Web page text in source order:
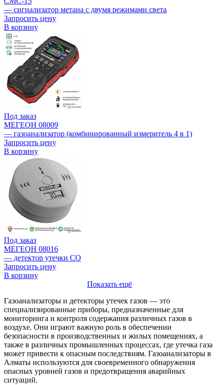
— сигнализатор метана с двумя режимами света
Запросить цену
В корзину
Под заказ
МЕГЕОН 08009
— газоанализатор (комбинированный измеритель 4 в 1)
Запросить цену
В корзину
Под заказ
МЕГЕОН 08016
— детектор утечки CO
Запросить цену
В корзину
Показать ещё
Газоанализаторы и детекторы утечек газов — это
специализированные приборы, предназначенные для
мониторинга и контроля содержания различных газов в
воздухе. Они играют важную роль в обеспечении
безопасности в производственных и жилых помещениях, а
также в различных промышленных процессах, где утечка газа
может привести к опасным последствиям. Газоанализаторы в
Алматы используются для своевременного обнаружения
опасных уровней газов и предотвращения аварийных
ситуаций.